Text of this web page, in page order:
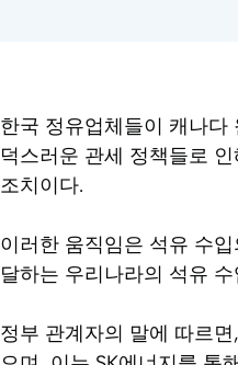
한국 정유업체들이 캐나다
덕스러운 관세 정책들로
조치이다.
이러한 움직임은 석유 수
달하는 우리나라의 석유
정부 관계자의 말에 따르